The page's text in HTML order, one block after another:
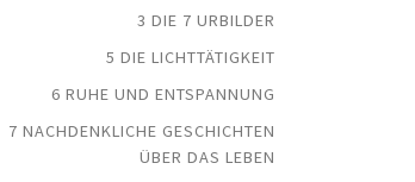
3 DIE 7 URBILDER
5 DIE LICHTTÄTIGKEIT
6 RUHE UND ENTSPANNUNG
7 NACHDENKLICHE GESCHICHTEN
ÜBER DAS LEBEN